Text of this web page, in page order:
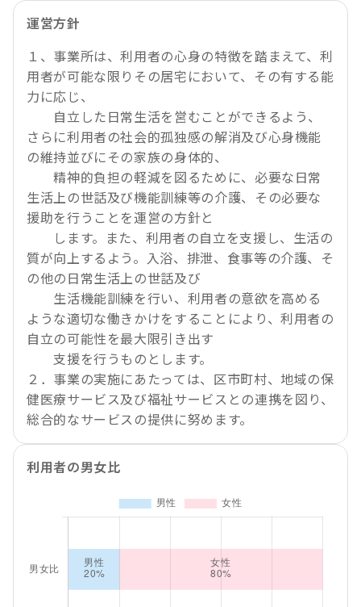
運営方針
１、事業所は、利用者の心身の特徴を踏まえて、利
用者が可能な限りその居宅において、その有する能
力に応じ、
自立した日常生活を営むことができるよう、
さらに利用者の社会的孤独感の解消及び心身機能
の維持並びにその家族の身体的、
精神的負担の軽減を図るために、必要な日常
生活上の世話及び機能訓練等の介護、その必要な
援助を行うことを運営の方針と
します。また、利用者の自立を支援し、生活の
質が向上するよう。入浴、排泄、食事等の介護、そ
の他の日常生活上の世話及び
生活機能訓練を行い、利用者の意欲を高める
ような適切な働きかけをすることにより、利用者の
自立の可能性を最大限引き出す
支援を行うものとします。
２．事業の実施にあたっては、区市町村、地域の保
健医療サービス及び福祉サービスとの連携を図り、
総合的なサービスの提供に努めます。
利用者の男女比